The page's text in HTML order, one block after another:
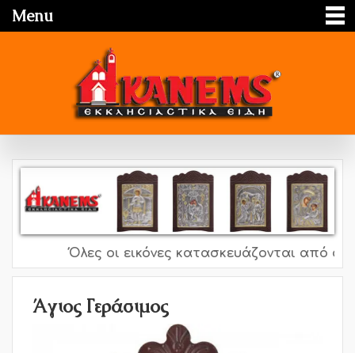
Menu
Όλες οι εικόνες κατασκευάζονται από
Άγιος Γεράσιμος